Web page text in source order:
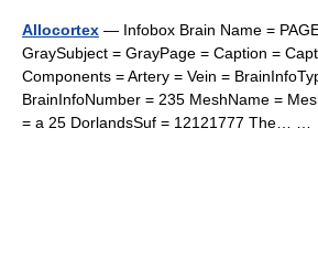
Allocortex — Infobox Brain Name =
GraySubject = GrayPage = Caption =
Components = Artery = Vein =
BrainInfoNumber = 235 MeshName =
= a 25 DorlandsSuf = 12121777 The… …